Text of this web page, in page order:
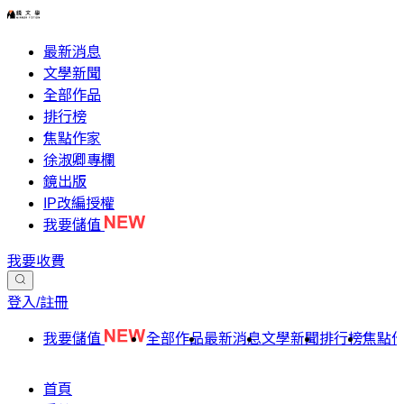
最新消息
文學新聞
全部作品
排行榜
焦點作家
徐淑卿專欄
鏡出版
IP改編授權
我要儲值
我要收費
登入/註冊
我要儲值 全部作品最新消息文學新聞排行榜焦點
首頁